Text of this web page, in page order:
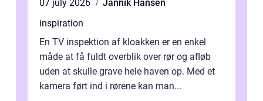
07 july 2026
Jannik Hansen
inspiration
En TV inspektion af kloakken er en enkel
måde at få fuldt overblik over rør og afløb
uden at skulle grave hele haven op. Med et
kamera ført ind i rørene kan man...